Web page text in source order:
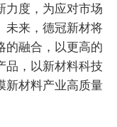
力度，为应对市场
未来，德冠新材将
的融合，以更高的
品，以新材料科技
新材料产业高质量